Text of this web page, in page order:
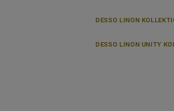
DESSO LINON
DESSO LINON UNITY